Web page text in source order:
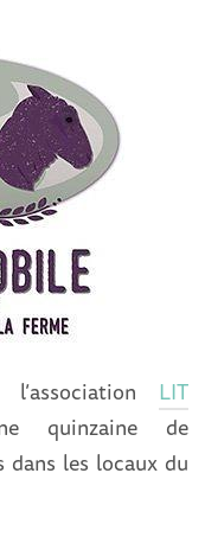
LIT
quinzaine de
les locaux du